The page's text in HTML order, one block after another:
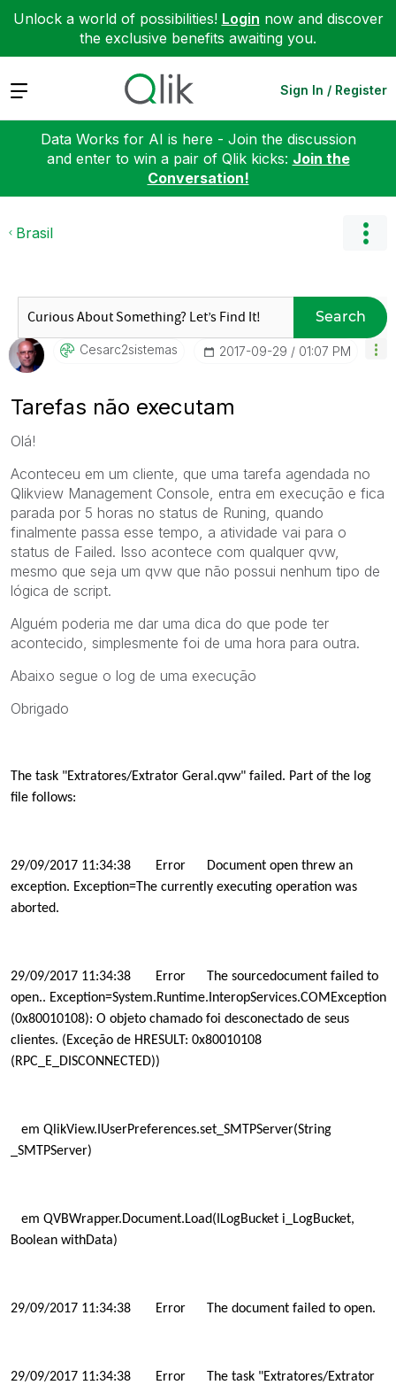
Unlock a world of possibilities! Login now and discover
the exclusive benefits awaiting you.
Expand Sign In / Register
Data Works for AI is here - Join the discussion
and enter to win a pair of Qlik kicks: Join the
Conversation!
Brasil
Search
Cesarc2sistemas ‎2017-09-29 01:07 PM
Tarefas não executam
Olá!
Aconteceu em um cliente, que uma tarefa agendada no
Qlikview Management Console, entra em execução e fica
parada por 5 horas no status de Runing, quando
finalmente passa esse tempo, a atividade vai para o
status de Failed. Isso acontece com qualquer qvw,
mesmo que seja um qvw que não possui nenhum tipo de
lógica de script.
Alguém poderia me dar uma dica do que pode ter
acontecido, simplesmente foi de uma hora para outra.
Abaixo segue o log de uma execução
Obrigado
The task "Extratores/Extrator Geral.qvw" failed. Part of the log
file follows:
29/09/2017 11:34:38 Error
Document open threw an
exception. Exception=The currently executing operation was
aborted.
29/09/2017 11:34:38 Error
The sourcedocument failed to
open.. Exception=System.Runtime.InteropServices.COMException
(0x80010108): O objeto chamado foi desconectado de seus
clientes. (Exceção de HRESULT: 0x80010108
(RPC_E_DISCONNECTED))
em QlikView.IUserPreferences.set_SMTPServer(String
_SMTPServer)
em QVBWrapper.Document.Load(ILogBucket i_LogBucket,
Boolean withData)
29/09/2017 11:34:38 Error The document failed to open.
29/09/2017 11:34:38 Error
The task "Extratores/Extrator